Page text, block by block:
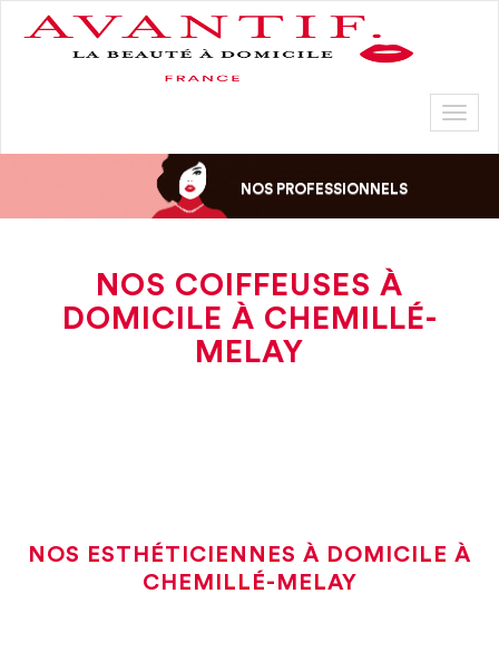
NOS PROFESSIONNELS
NOS COIFFEUSES À
DOMICILE À CHEMILLÉ-
MELAY
NOS ESTHÉTICIENNES À DOMICILE À
CHEMILLÉ-MELAY